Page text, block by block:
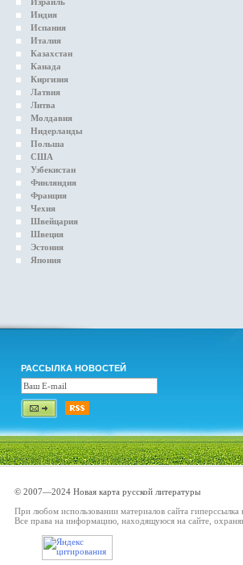
Индия
Испания
Италия
Казахстан
Канада
Киргизия
Латвия
Литва
Молдавия
Нидерланды
Польша
США
Узбекистан
Финляндия
Франция
Чехия
Швейцария
Швеция
Эстония
Япония
РАССЫЛКА НОВОСТЕЙ
© 2007—2024 Новая карта русской литературы
При любом использовании материалов сайта гиперссылка
Все права на информацию, находящуюся на сайте,